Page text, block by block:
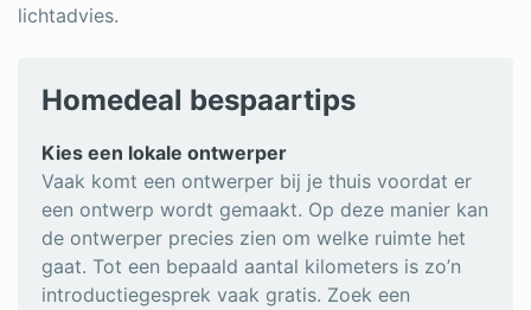
lichtadvies.
Homedeal bespaartips
Kies een lokale ontwerper
Vaak komt een ontwerper bij je thuis voordat er
een ontwerp wordt gemaakt. Op deze manier kan
de ontwerper precies zien om welke ruimte het
gaat. Tot een bepaald aantal kilometers is zo’n
introductiegesprek vaak gratis. Zoek een